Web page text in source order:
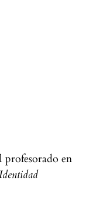
profesorado en